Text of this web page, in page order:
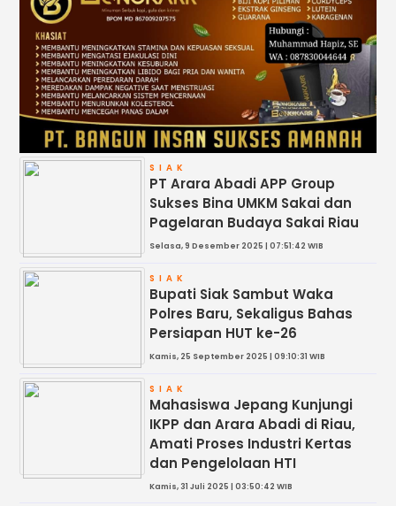
SIAK
PT Arara Abadi APP Group
Sukses Bina UMKM Sakai dan
Pagelaran Budaya Sakai Riau
Selasa, 9 Desember 2025 | 07:51:42 WIB
SIAK
Bupati Siak Sambut Waka
Polres Baru, Sekaligus Bahas
Persiapan HUT ke-26
Kamis, 25 September 2025 | 09:10:31 WIB
SIAK
Mahasiswa Jepang Kunjungi
IKPP dan Arara Abadi di Riau,
Amati Proses Industri Kertas
dan Pengelolaan HTI
Kamis, 31 Juli 2025 | 03:50:42 WIB